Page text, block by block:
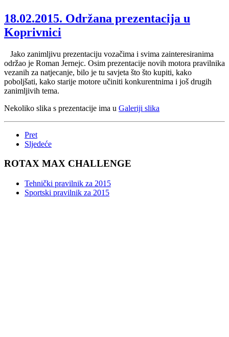
18.02.2015. Održana prezentacija u
Koprivnici
Jako zanimljivu prezentaciju vozačima i svima zainteresiranima
održao je Roman Jernejc. Osim prezentacije novih motora pravilnika
vezanih za natjecanje, bilo je tu savjeta što što kupiti, kako
poboljšati, kako starije motore učiniti konkurentnima i još drugih
zanimljivih tema.
Nekoliko slika s prezentacije ima u Galeriji slika
Pret
Sljedeće
ROTAX MAX CHALLENGE
Tehnički pravilnik za 2015
Sportski pravilnik za 2015